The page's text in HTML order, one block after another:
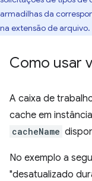
armadilhas da
na extensão de arquivo.
Como usar
A caixa de
cache em
cacheName
No exemplo a
"desatualizado